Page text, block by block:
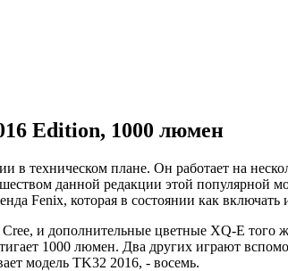
Edition, 1000 люмен
плане. Он работает на
данной редакции этой популярной
Fenix, которая в состоянии как
и дополнительные цветные XQ-E того
1000 люмен. Два других играют
модель TK32 2016, - восемь.